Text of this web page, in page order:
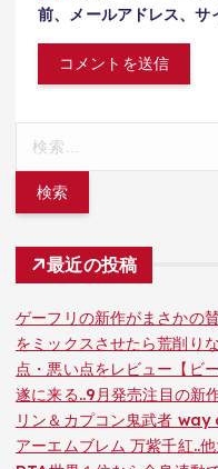
前、メールアドレス、サ
最近の投稿
ゲーフリの新作がまさかの
をミックスさせたら荒削り
点・悪い点をレビュー【ビ
遂に来る..9月発売注目の新
リン＆カプコン鬼武者
アーエムブレム 万紫千紅..